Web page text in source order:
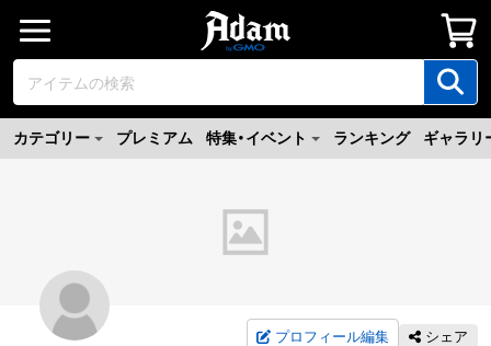
カテゴリー プレミアム 特集・イベント ランキング ギャラリ
プロフィール編集 シェア